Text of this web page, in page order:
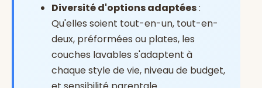
Diversité d'options adaptées:
Qu'elles soient tout-en-un, tout-en-
deux, préformées ou plates, les
couches lavables s'adaptent à
chaque style de vie, niveau de budget,